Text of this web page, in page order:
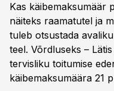
Kas käibemaksumäär
näiteks raamatutel ja
tuleb otsustada
teel. Võrdluseks –
tervisliku toitumise
käibemaksumäära 21